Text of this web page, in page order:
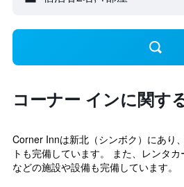
コーナー インに関す
Corner Innは新北（シンボク）にあり
トも完備しています。 また、レンタ
などの施設や設備も完備しています。